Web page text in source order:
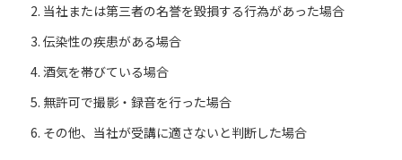
当社または第三者の名誉を毀損する行為があった場合
伝染性の疾患がある場合
酒気を帯びている場合
無許可で撮影・録音を行った場合
その他、当社が受講に適さないと判断した場合